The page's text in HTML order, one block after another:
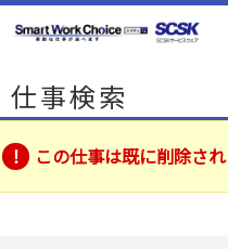
仕事検索
この仕事は既に削除さ